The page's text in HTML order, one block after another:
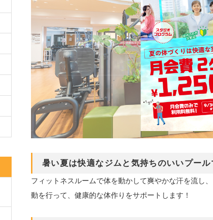
暑い夏は快適なジムと気持ちのいいプール
フィットネスルームで体を動かして爽やかな汗を流し
動を行って、健康的な体作りをサポートします！